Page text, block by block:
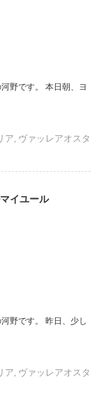
野です。 本日朝、ヨ
ア, ヴァッレアオスタ
イユール
野です。 昨日、少し
ア ヴァッレアオスタ